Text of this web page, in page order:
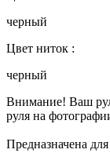
черный
Цвет ниток :
черный
Внимание! Ваш
руля на
Предназначена